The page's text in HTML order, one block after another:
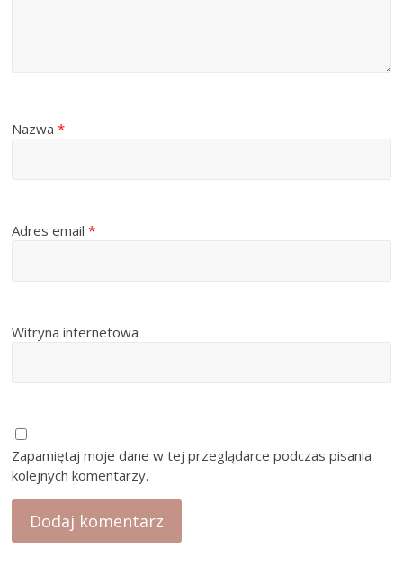
Nazwa*
Adres email*
Witryna internetowa
Zapamiętaj moje dane w tej przeglądarce podczas pisania
kolejnych komentarzy.